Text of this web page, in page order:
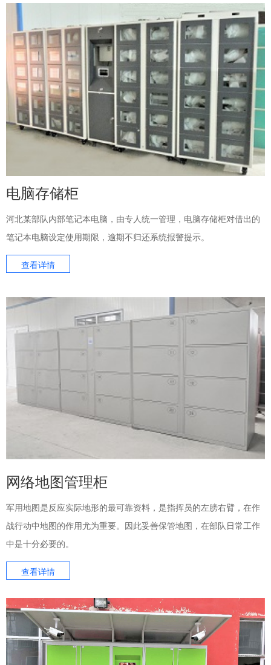
电脑存储柜
河北某部队内部笔记本电脑，由专人统一管理，电脑存储柜对借出的
笔记本电脑设定使用期限，逾期不归还系统报警提示。
查看详情
网络地图管理柜
军用地图是反应实际地形的最可靠资料，是指挥员的左膀右臂，在作
战行动中地图的作用尤为重要。因此妥善保管地图，在部队日常工作
中是十分必要的。
查看详情